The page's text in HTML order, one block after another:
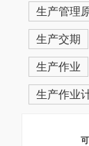
生产管理
生产交期
生产作业
生产作业